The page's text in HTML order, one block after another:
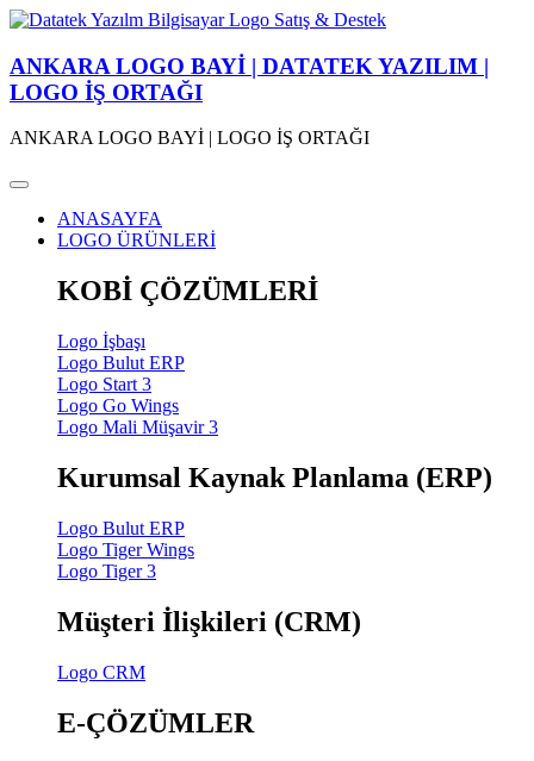
ANKARA LOGO BAYİ | DATATEK YAZILIM |
LOGO İŞ ORTAĞI
ANKARA LOGO BAYİ | LOGO İŞ ORTAĞI
ANASAYFA
LOGO ÜRÜNLERİ
KOBİ ÇÖZÜMLERİ
Logo İşbaşı
Logo Bulut ERP
Logo Start 3
Logo Go Wings
Logo Mali Müşavir 3
Kurumsal Kaynak Planlama (ERP)
Logo Bulut ERP
Logo Tiger Wings
Logo Tiger 3
Müşteri İlişkileri (CRM)
Logo CRM
E-ÇÖZÜMLER